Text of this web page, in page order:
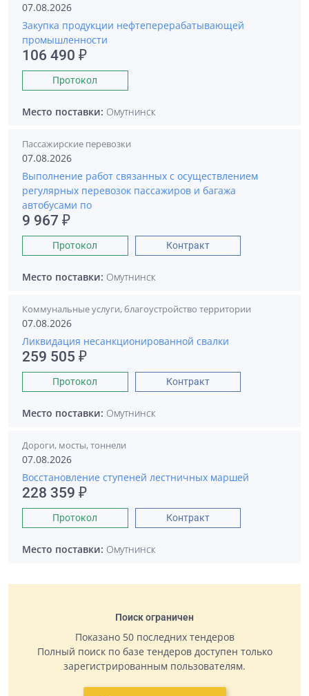
07.08.2026
Закупка продукции нефтеперерабатывающей
промышленности
106 490 ₽
Протокол
Место поставки: Омутнинск
Пассажирские перевозки
07.08.2026
Выполнение работ связанных с осуществлением
регулярных перевозок пассажиров и багажа
автобусами по
9 967 ₽
Протокол Контракт
Место поставки: Омутнинск
Коммунальные услуги, благоустройство территории
07.08.2026
Ликвидация несанкционированной свалки
259 505 ₽
Протокол Контракт
Место поставки: Омутнинск
Дороги, мосты, тоннели
07.08.2026
Восстановление ступеней лестничных маршей
228 359 ₽
Протокол Контракт
Место поставки: Омутнинск
Поиск ограничен
Показано 50 последних тендеров
Полный поиск по базе тендеров доступен только
зарегистрированным пользователям.